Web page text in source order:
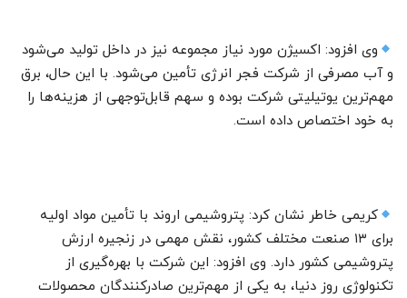
وی افزود: اکسیژن مورد نیاز مجموعه نیز در داخل تولید می‌شود
و آب مصرفی از شرکت فجر انرژی تأمین می‌شود. با این حال، برق
مهم‌ترین یوتیلیتی شرکت بوده و سهم قابل‌توجهی از هزینه‌ها را
به خود اختصاص داده است.
کریمی خاطر نشان کرد: پتروشیمی اروند با تأمین مواد اولیه
برای ۱۳ صنعت مختلف کشور، نقش مهمی در زنجیره ارزش
پتروشیمی کشور دارد. وی افزود: این شرکت با بهره‌گیری از
تکنولوژی روز دنیا، به یکی از مهم‌ترین صادرکنندگان محصولات